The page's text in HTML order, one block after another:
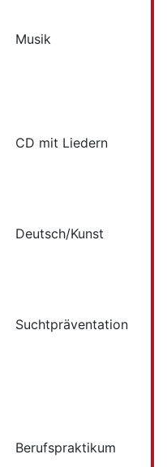
Musik
CD mit Liedern
Deutsch/Kunst
Suchtpräventation
Berufspraktikum